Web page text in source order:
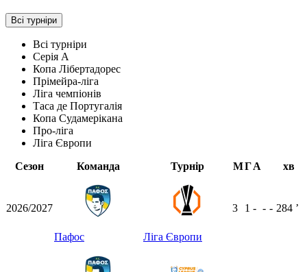
Всі турніри
Всі турніри
Серія А
Копа Лібертадорес
Прімейра-ліга
Ліга чемпіонів
Таса де Португалія
Копа Судамерікана
Про-ліга
Ліга Європи
Сезон
Команда Турнір МГА хв
2026/2027
Пафос Ліга Європи
3 1 - - - 284 ʼ